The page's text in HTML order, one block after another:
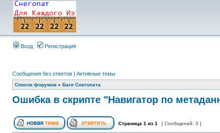
Вход Регистрация
Сообщения без ответов | Активные темы
Список форумов » Баги Снегопата
Ошибка в скрипте "Навигатор по
Страница 1 из 1 [ Сообщений: 3 ]